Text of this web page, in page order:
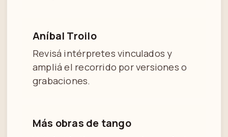
Aníbal Troilo
Revisá intérpretes vinculados y
ampliá el recorrido por versiones o
grabaciones.
Más obras de tango